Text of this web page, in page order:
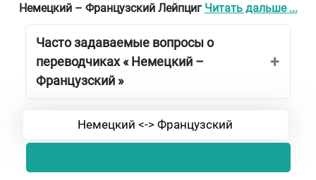
Немецкий – Французский Лейпциг Читать дальше ...
Часто задаваемые вопросы о
переводчиках « Немецкий –
Французский »
Немецкий <-> Французский